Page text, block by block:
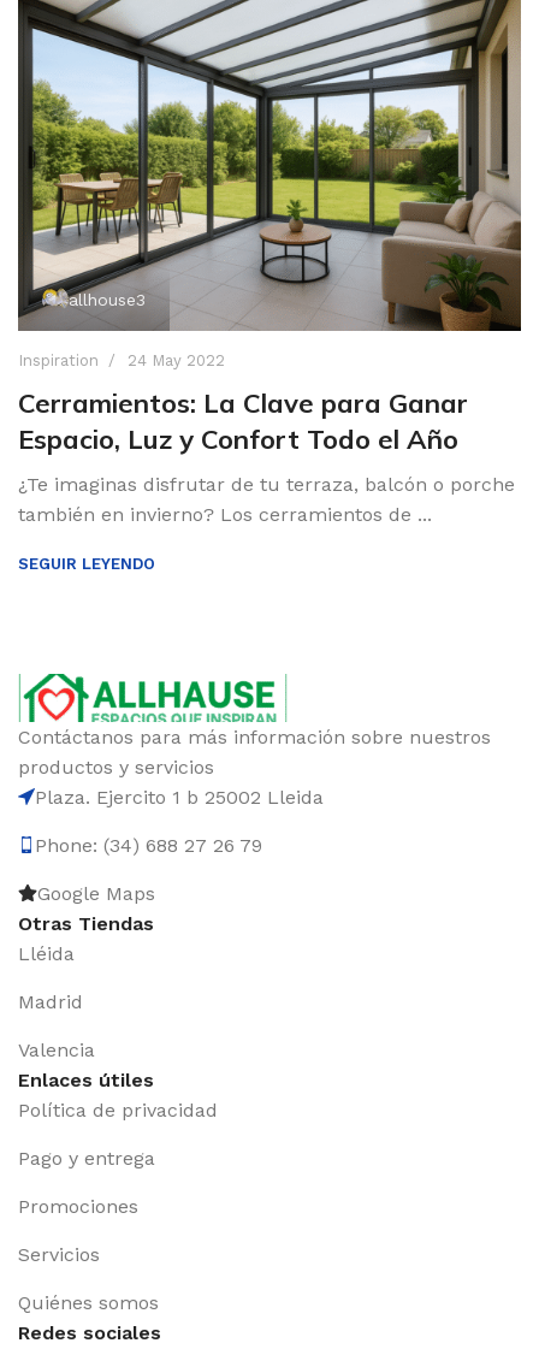
allhouse3
Inspiration 24 May 2022
Cerramientos: La Clave para Ganar
Espacio, Luz y Confort Todo el Año
¿Te imaginas disfrutar de tu terraza, balcón o porche
también en invierno? Los cerramientos de ...
SEGUIR LEYENDO
Contáctanos para más información sobre nuestros
productos y servicios
Plaza. Ejercito 1 b 25002 Lleida
Phone: (34) 688 27 26 79
Google Maps
Otras Tiendas
Lléida
Madrid
Valencia
Enlaces útiles
Política de privacidad
Pago y entrega
Promociones
Servicios
Quiénes somos
Redes sociales